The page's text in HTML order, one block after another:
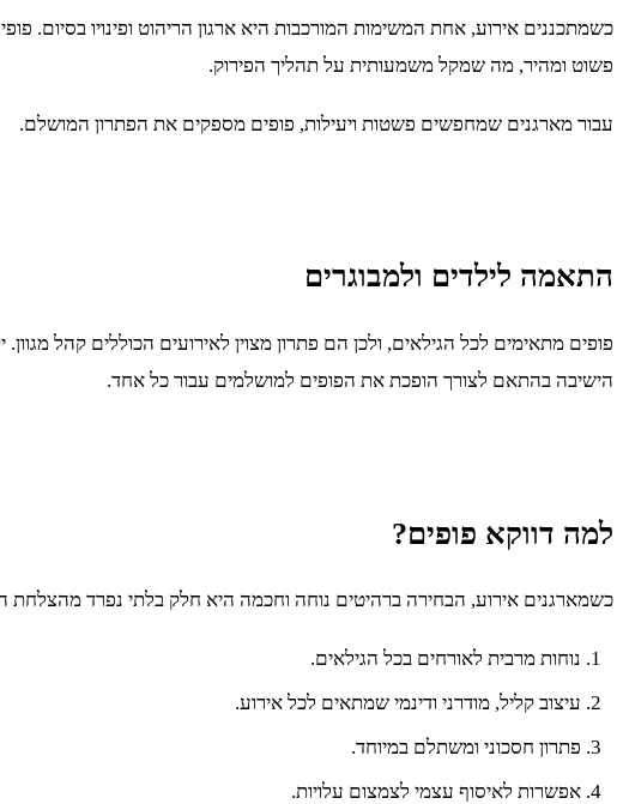
כשמתכננים אירוע, אחת המשימות המורכבות היא ארגון הריהוט ופינויו
פשוט ומהיר, מה שמקל משמעותית על תהליך הפירוק.
עבור מארגנים שמחפשים פשטות ויעילות, פופים מספקים את הפתרון המושלם.
התאמה לילדים ולמבוגרים
פופים מתאימים לכל הגילאים, ולכן הם פתרון מצוין לאירועים הכוללים קהל
הישיבה בהתאם לצורך הופכת את הפופים למושלמים עבור כל אחד.
למה דווקא פופים?
כשמארגנים אירוע, הבחירה ברהיטים נוחה וחכמה היא חלק בלתי נפרד מהצלחת
נוחות מרבית לאורחים בכל הגילאים.
עיצוב קליל, מודרני ודינמי שמתאים לכל אירוע.
פתרון חסכוני ומשתלם במיוחד.
אפשרות לאיסוף עצמי לצמצום עלויות.